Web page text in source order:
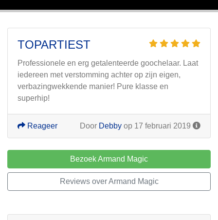
TOPARTIEST
Professionele en erg getalenteerde goochelaar. Laat
iedereen met verstomming achter op zijn eigen,
verbazingwekkende manier! Pure klasse en
superhip!
Door Debby op 17 februari 2019
Reageer
Bezoek Armand Magic
Reviews over Armand Magic